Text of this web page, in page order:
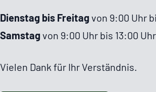
Dienstag bis Freitagvon 9:00 Uhr
Samstagvon 9:00 Uhr bis 13:00 Uhr
Vielen Dank für Ihr Verständnis.